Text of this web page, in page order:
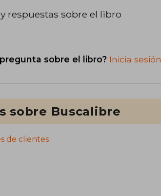
respuestas sobre el libro
sobre el libro? Inicia sesión
sobre Buscalibre
de clientes